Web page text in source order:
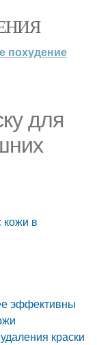
похудение
для
кожи в
эффективны
краски